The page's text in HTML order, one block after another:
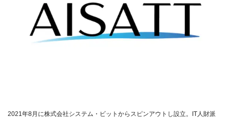
2021年8月に株式会社システム・ビットからスピンアウトし設立。IT人財派